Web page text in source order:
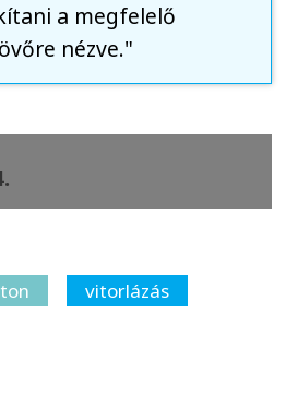
a megfelelő
nézve."
vitorlázás